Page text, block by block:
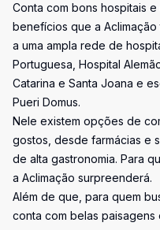
Conta com bons hospitais
benefícios que a
a uma ampla rede de
Portuguesa, Hospital
Catarina e Santa Joana e
Pueri Domus.
Nele existem opções de
gostos, desde farmácias e
de alta gastronomia. Para
a Aclimação surpreenderá.
Além de que, para quem
conta com belas paisagens